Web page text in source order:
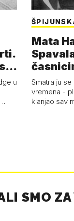
u
…
Mata
Smatra ju
vremena -
klanjao sav